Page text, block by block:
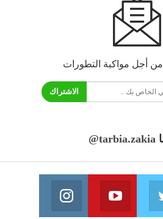
أجل مواكبة التطورات
الاشتراك
@tarbia.zakia
انضم الينا
يوتيوب
انضم الينا